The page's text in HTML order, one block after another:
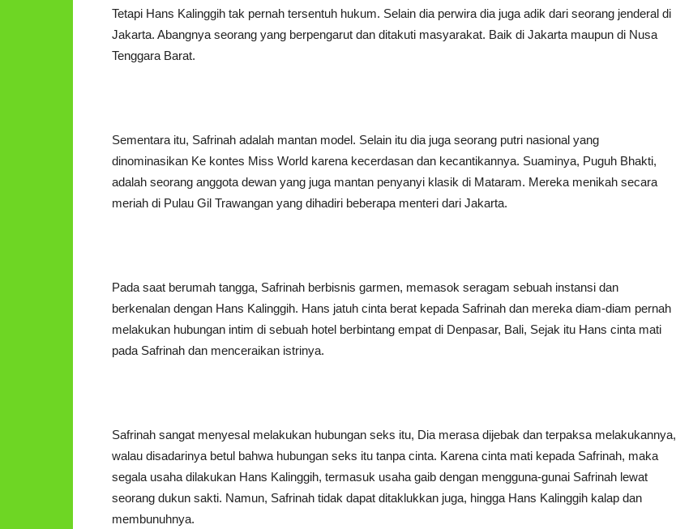
Tetapi Hans Kalinggih tak pernah tersentuh hukum. Selain dia perwira dia juga adik dari seorang jenderal di
Jakarta. Abangnya seorang yang berpengarut dan ditakuti masyarakat. Baik di Jakarta maupun di Nusa
Tenggara Barat.
Sementara itu, Safrinah adalah mantan model. Selain itu dia juga seorang putri nasional yang
dinominasikan Ke kontes Miss World karena kecerdasan dan kecantikannya. Suaminya, Puguh Bhakti,
adalah seorang anggota dewan yang juga mantan penyanyi klasik di Mataram. Mereka menikah secara
meriah di Pulau Gil Trawangan yang dihadiri beberapa menteri dari Jakarta.
Pada saat berumah tangga, Safrinah berbisnis garmen, memasok seragam sebuah instansi dan
berkenalan dengan Hans Kalinggih. Hans jatuh cinta berat kepada Safrinah dan mereka diam-diam pernah
melakukan hubungan intim di sebuah hotel berbintang empat di Denpasar, Bali, Sejak itu Hans cinta mati
pada Safrinah dan menceraikan istrinya.
Safrinah sangat menyesal melakukan hubungan seks itu, Dia merasa dijebak dan terpaksa melakukannya,
walau disadarinya betul bahwa hubungan seks itu tanpa cinta. Karena cinta mati kepada Safrinah, maka
segala usaha dilakukan Hans Kalinggih, termasuk usaha gaib dengan mengguna-gunai Safrinah lewat
seorang dukun sakti. Namun, Safrinah tidak dapat ditaklukkan juga, hingga Hans Kalinggih kalap dan
membunuhnya.